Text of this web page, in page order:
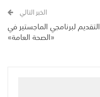
الخبر التالي
التقديم لبرنامجي الماجستير في
«الصحة العامة»